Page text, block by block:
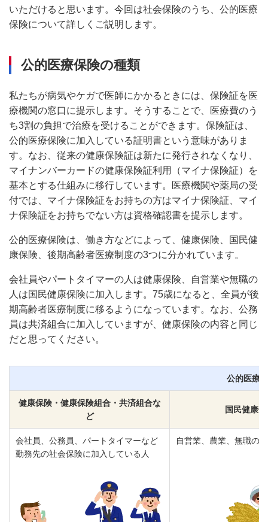
いただけると思います。今回は社会保険のうち、公的医療
保険について詳しくご説明します。
公的医療保険の種類
私たちが病気やケガで医師にかかるときには、保険証を医
療機関の窓口に提示します。そうすることで、医療費のう
ち3割の負担で治療を受けることができます。保険証は、
公的医療保険に加入している証明書という意味がありま
す。なお、従来の健康保険証は新たに発行されなくなり、
マイナンバーカードの健康保険証利用（マイナ保険証）を
基本とする仕組みに移行しています。医療機関や薬局の受
付では、マイナ保険証をお持ちの方はマイナ保険証、マイ
ナ保険証をお持ちでない方は資格確認書を提示します。
公的医療保険は、働き方などによって、健康保険、国民健
康保険、後期高齢者医療制度の3つに分かれています。
会社員やパートタイマーの人は健康保険、自営業や無職の
人は国民健康保険に加入します。75歳になると、全員が後
期高齢者医療制度に移るようになっています。なお、公務
員は共済組合に加入していますが、健康保険の内容と同じ
だと思ってください。
公的医療
健康保険・健康保険組合・共済組合な
ど
国民健康
会社員、公務員、パートタイマーなど
勤務先の社会保険に加入している人
自営業、農業、無職の